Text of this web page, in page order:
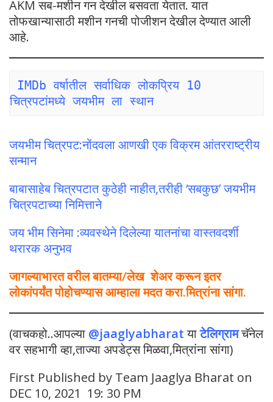
AKM सब-मशीन गन देखील बसवता येतात. यात
तोफखान्यासाठी मशीन गनची पोजीशन देखील देण्यात आली
आहे.
IMDb वर्षातील सर्वाधिक लोकप्रिय 10
चित्रपटांमध्ये जयभीम ला स्थान
जयभीम चित्रपट:नोंदवला आणखी एक विक्रम आंतरराष्ट्रीय
सन्मान
बाबासाहेब चित्रपटात कुठेही नाहीत,तरीही ‘सबकुछ’ जयभीम
चित्रपटाच्या निमित्ताने
जय भीम सिनेमा :व्यवस्थेने दिलेल्या यातनांचा वास्तवदर्शी
थरारक अनुभव
जागल्याभारत वरील बातम्या/लेख शेअर करून इतर
लोकांपर्यंत पोहोचण्यास आम्हाला मदत करा.मित्रांना सांगा.
(वाचकहो..आपल्या @jaaglyabharat याटेलिग्रामचॅनेल
वर सहभागी व्हा,ताज्या अपडेट्स मिळवा,मित्रांना सांगा)
First Published by Team Jaaglya Bharat on
DEC 10, 2021 19: 30 PM